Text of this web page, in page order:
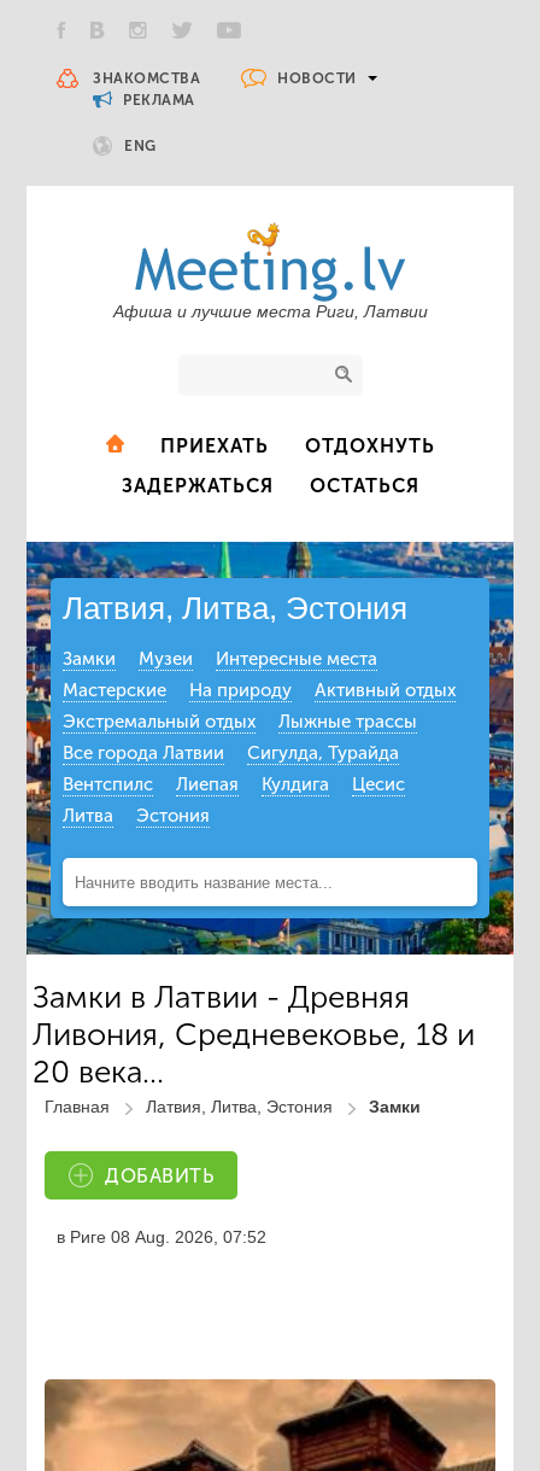
ЗНАКОМСТВА
НОВОСТИ
РЕКЛАМА
ENG
Афиша и лучшие места Риги, Латвии
ПРИЕХАТЬ
ОТДОХНУТЬ
ЗАДЕРЖАТЬСЯ
ОСТАТЬСЯ
Латвия, Литва, Эстония
Замки Музеи
Интересные места
Мастерские
На природу
Активный отдых
Экстремальный отдых
Лыжные трассы
Все города Латвии
Сигулда, Турайда
Вентспилс
Лиепая Кулдига
Цесис
Литва
Эстония
Замки в Латвии - Древняя
Ливония, Средневековье, 18 и
20 века...
Главная Латвия, Литва, Эстония Замки
ДОБАВИТЬ
в Риге08 Aug. 2026, 07:52